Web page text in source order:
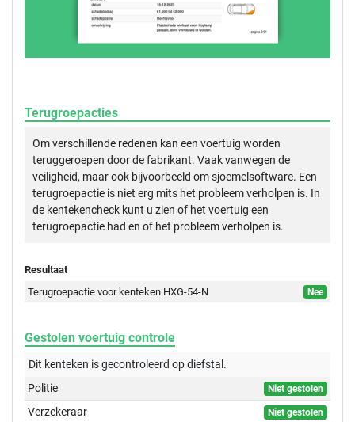
Terugroepacties
Om verschillende redenen kan een voertuig worden
teruggeroepen door de fabrikant. Vaak vanwegen de
veiligheid, maar ook bijvoorbeeld om sjoemelsoftware. Een
terugroepactie is niet erg mits het probleem verholpen is. In
de kentekencheck kunt u zien of het voertuig een
terugroepactie had en of het probleem verholpen is.
Resultaat
Terugroepactie voor kenteken HXG-54-N
Nee
Gestolen voertuig controle
Dit kenteken is gecontroleerd opdiefstal.
Politie
Niet gestolen
Verzekeraar Niet gestolen